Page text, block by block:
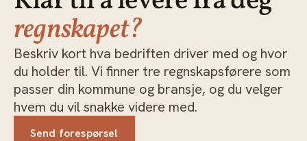
regnskapet?
Beskriv kort hva bedriften driver med og hvor
du holder til. Vi finner tre regnskapsførere som
passer din kommune og bransje, og du velger
hvem du vil snakke videre med.
Send forespørsel